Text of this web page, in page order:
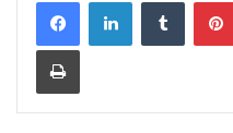
Print